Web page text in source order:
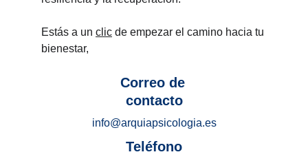
Estás a un clic de empezar el camino hacia tu
bienestar,
Correo de
contacto
info@arquiapsicologia.es
Teléfono